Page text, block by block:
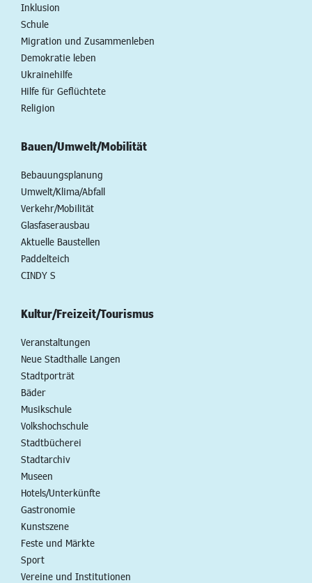
Inklusion
Schule
Migration und Zusammenleben
Demokratie leben
Ukrainehilfe
Hilfe für Geflüchtete
Religion
Bauen/Umwelt/Mobilität
Bebauungsplanung
Umwelt/Klima/Abfall
Verkehr/Mobilität
Glasfaserausbau
Aktuelle Baustellen
Paddelteich
CINDY S
Kultur/Freizeit/Tourismus
Veranstaltungen
Neue Stadthalle Langen
Stadtporträt
Bäder
Musikschule
Volkshochschule
Stadtbücherei
Stadtarchiv
Museen
Hotels/Unterkünfte
Gastronomie
Kunstszene
Feste und Märkte
Sport
Vereine und Institutionen